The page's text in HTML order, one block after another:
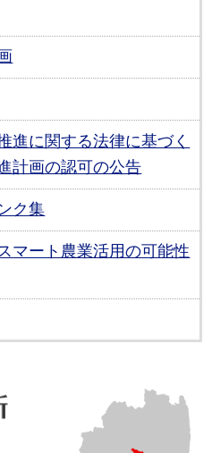
進に関する法律に基づく
計画の認可の公告
ク集
マート農業活用の可能性